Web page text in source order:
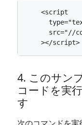
<script
type=
src="//
></script>
4. このサン
コードを実
す